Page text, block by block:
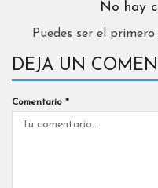
No hay
Puedes ser el
DEJA UN
Comentario *